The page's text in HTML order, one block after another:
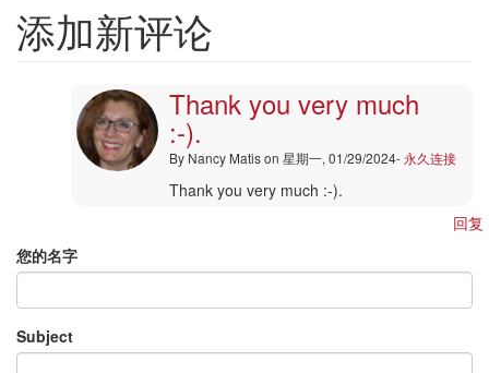
添加新评论
Thank you very much
:-).
By Nancy Matison 星期一, 01/29/2024-永久连接
Alyssa
回
Thank you very much :-).
回复
您的名字
Subject